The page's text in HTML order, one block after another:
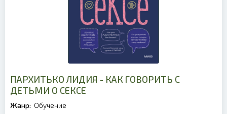
ПАРХИТЬКО ЛИДИЯ - КАК ГОВОРИТЬ С
ДЕТЬМИ О СЕКСЕ
Жанр: Обучение